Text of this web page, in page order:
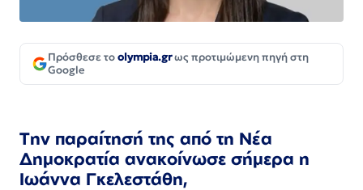
Πρόσθεσε τοolympia.grως προτιμώμενη πηγή στη
Google
Την παραίτησή της από τη Νέα
Δημοκρατία ανακοίνωσε σήμερα η
Ιωάννα Γκελεστάθη,